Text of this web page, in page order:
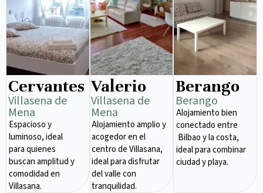
Cervantes
Villasena de
Mena​
Espacioso y
luminoso, ideal
para quienes
buscan amplitud y
comodidad en
Villasana.
Valerio
Villasena de
Mena​
Alojamiento amplio y
acogedor en el
centro de Villasana,
ideal para disfrutar
del valle con
tranquilidad.
Berango
Berango
Alojamiento bien
conectado entre
Bilbao y la costa,
ideal para combinar
ciudad y playa.